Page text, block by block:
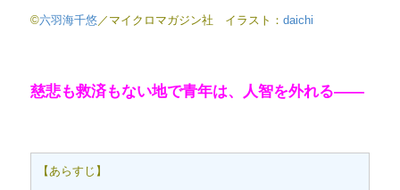
©六羽海千悠／マイクロマガジン社 イラスト： daichi
慈悲も救済もない地で青年は、人智を外れる――
【あらすじ】